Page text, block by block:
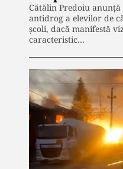
Cătălin Predoiu
antidrog a elevilor de
şcoli, dacă manifestă
caracteristic…